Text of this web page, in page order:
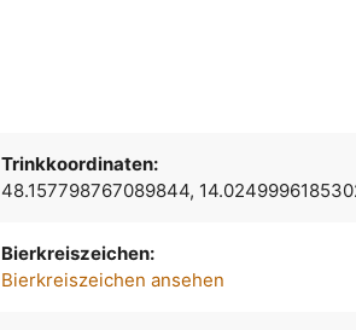
Trinkkoordinaten:
48.157798767089844,
Bierkreiszeichen:
Bierkreiszeichen ansehen